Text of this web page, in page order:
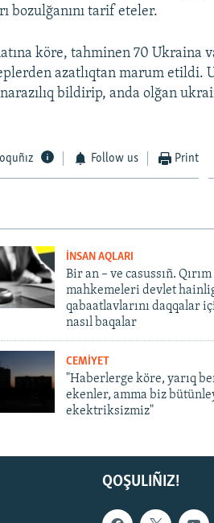
bozulğanını tarif eteler.
köre, tahminen 70 Ukraina
azatlıqtan marum etildi.
bildirip, anda olğan
Follow us Print
İNSAN AQLARI
Bir an – ve casussıñ. Qırım
mahkemeleri devlet
qabaatlavlarını daqqalar
nasıl baqalar
CEMİYET
"Haberlerge köre, yarıq
ekenler, amma biz
ekektriksizmiz"
QOŞULIÑIZ!